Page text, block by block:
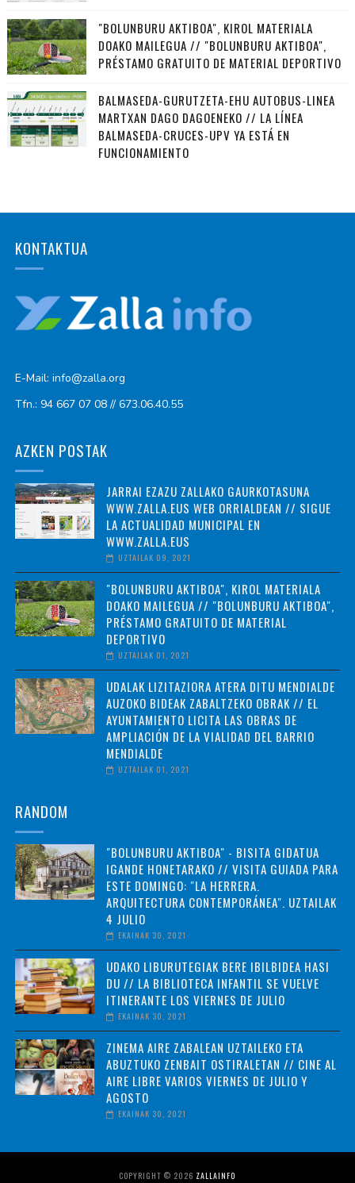
"BOLUNBURU AKTIBOA", KIROL MATERIALA
DOAKO MAILEGUA // "BOLUNBURU AKTIBOA",
PRÉSTAMO GRATUITO DE MATERIAL DEPORTIVO
BALMASEDA-GURUTZETA-EHU AUTOBUS-LINEA
MARTXAN DAGO DAGOENEKO // LA LÍNEA
BALMASEDA-CRUCES-UPV YA ESTÁ EN
FUNCIONAMIENTO
KONTAKTUA
E-Mail: info@zalla.org
Tfn.: 94 667 07 08 // 673.06.40.55
AZKEN POSTAK
JARRAI EZAZU ZALLAKO GAURKOTASUNA
WWW.ZALLA.EUS WEB ORRIALDEAN // SIGUE
LA ACTUALIDAD MUNICIPAL EN
WWW.ZALLA.EUS
UZTAILAK 09, 2021
"BOLUNBURU AKTIBOA", KIROL MATERIALA
DOAKO MAILEGUA // "BOLUNBURU AKTIBOA",
PRÉSTAMO GRATUITO DE MATERIAL
DEPORTIVO
UZTAILAK 01, 2021
UDALAK LIZITAZIORA ATERA DITU MENDIALDE
AUZOKO BIDEAK ZABALTZEKO OBRAK // EL
AYUNTAMIENTO LICITA LAS OBRAS DE
AMPLIACIÓN DE LA VIALIDAD DEL BARRIO
MENDIALDE
UZTAILAK 01, 2021
RANDOM
"BOLUNBURU AKTIBOA" - BISITA GIDATUA
IGANDE HONETARAKO // VISITA GUIADA PARA
ESTE DOMINGO: "LA HERRERA.
ARQUITECTURA CONTEMPORÁNEA". UZTAILAK
4 JULIO
EKAINAK 30, 2021
UDAKO LIBURUTEGIAK BERE IBILBIDEA HASI
DU // LA BIBLIOTECA INFANTIL SE VUELVE
ITINERANTE LOS VIERNES DE JULIO
EKAINAK 30, 2021
ZINEMA AIRE ZABALEAN UZTAILEKO ETA
ABUZTUKO ZENBAIT OSTIRALETAN // CINE AL
AIRE LIBRE VARIOS VIERNES DE JULIO Y
AGOSTO
EKAINAK 30, 2021
COPYRIGHT © 2026 ZALLAINFO